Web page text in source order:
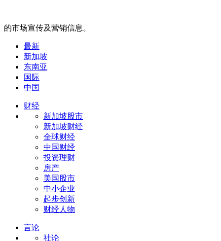
的市场宣传及营销信息。
最新
新加坡
东南亚
国际
中国
财经
新加坡股市
新加坡财经
全球财经
中国财经
投资理财
房产
美国股市
中小企业
起步创新
财经人物
言论
社论